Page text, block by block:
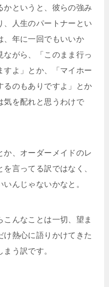
かというと、彼らの強み
、人生のパートナーとい
、年に一回でもいいか
ながら、「このまま行っ
すよ」とか、「マイホー
るのもありですよ」とか
気を配れと思うわけで
、オーダーメイドのレ
言ってる訳ではなく、
んじゃないかなと。
んなことは一切、望ま
け熱心に語りかけてきた
う訳です。